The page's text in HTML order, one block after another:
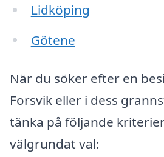
Lidköping
Götene
När du söker efter en
Forsvik eller i dess
tänka på följande
välgrundat val: